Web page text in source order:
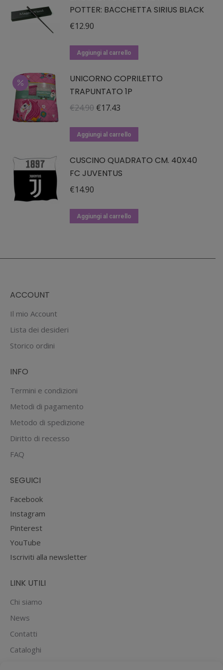
più
opzioni
essere
scelte
nella
del
prodotto
POTTER: BACCHETTA SIRIUS BLACK
€12.90
Aggiungi al carrello
UNICORNO COPRILETTO
TRAPUNTATO 1P
€24.90 Il
originale
€24.90.
€17.43
attuale
€17.43.
Aggiungi al carrello
CUSCINO QUADRATO CM. 40X40
FC JUVENTUS
€14.90
Aggiungi al carrello
ACCOUNT
Il mio Account
Lista dei desideri
Storico ordini
INFO
Termini e condizioni
Metodi di pagamento
Metodo di spedizione
Diritto di recesso
FAQ
SEGUICI
Facebook
Instagram
Pinterest
YouTube
Iscriviti alla newsletter
LINK UTILI
Chi siamo
News
Contatti
Cataloghi